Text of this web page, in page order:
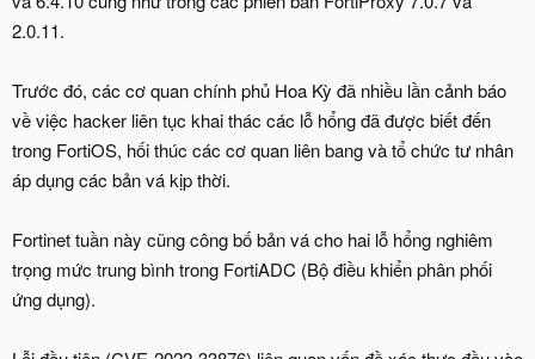
trong FortiOS, hối thúc các cơ quan liên bang và tổ chức tư nhân
Fortinet tuần này cũng công bố bản vá cho hai lỗ hổng nghiêm
trọng mức trung bình trong FortiADC (Bộ điều khiển phân phối
ứng dụng).
Lỗi đầu tiên (CVE-2022-33876) liên quan vấn đề xác thực đầu vào
dẫn đến việc tiết lộ thông tin thông qua các yêu cầu HTML độc
hại. Lỗi thứ hai (CVE-2022-33875) do sự vô hiệu hóa không đúng